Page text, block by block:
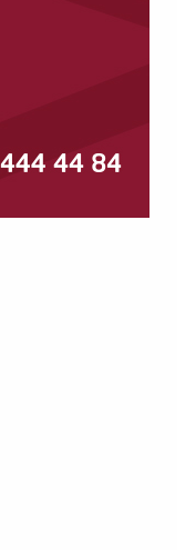
Künye
İletişim